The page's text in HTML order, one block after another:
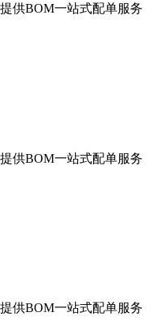
供BOM一站式配单服务
供BOM一站式配单服务
供BOM一站式配单服务